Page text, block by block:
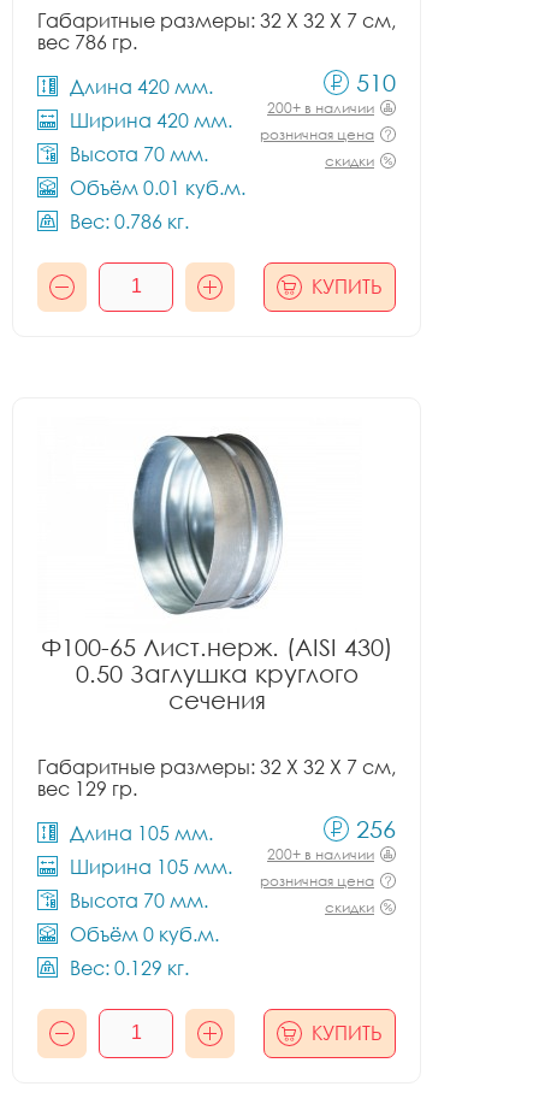
Габаритные размеры: 32 X 32 X 7 см,
вес 786 гр.
Длина 420 мм.
Ширина 420 мм.
Высота 70 мм.
Объём 0.01 куб.м.
Вес: 0.786 кг.
510
200+ в наличии
розничная цена
скидки
КУПИТЬ
Ф100-65 Лист.нерж. (AISI 430)
0.50 Заглушка круглого
сечения
Габаритные размеры: 32 X 32 X 7 см,
вес 129 гр.
Длина 105 мм.
Ширина 105 мм.
Высота 70 мм.
Объём 0 куб.м.
Вес: 0.129 кг.
256
200+ в наличии
розничная цена
скидки
КУПИТЬ